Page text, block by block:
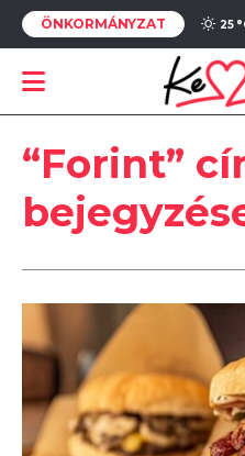
ÖNKORMÁNYZAT 25 °
“Forint”